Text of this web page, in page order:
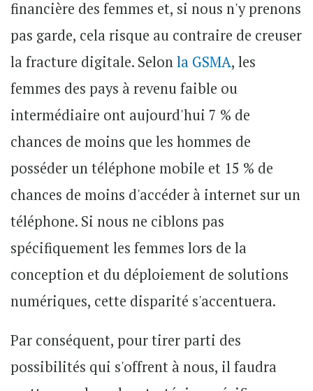
financière des femmes et, si nous n'y prenons
pas garde, cela risque au contraire de creuser
la fracture digitale. Selonla GSMA, les
femmes des pays à revenu faible ou
intermédiaire ont aujourd'hui 7 % de
chances de moins que les hommes de
posséder un téléphone mobile et 15 % de
chances de moins d'accéder à internet sur un
téléphone. Si nous ne ciblons pas
spécifiquement les femmes lors de la
conception et du déploiement de solutions
numériques, cette disparité s'accentuera.
Par conséquent, pour tirer parti des
possibilités qui s'offrent à nous, il faudra